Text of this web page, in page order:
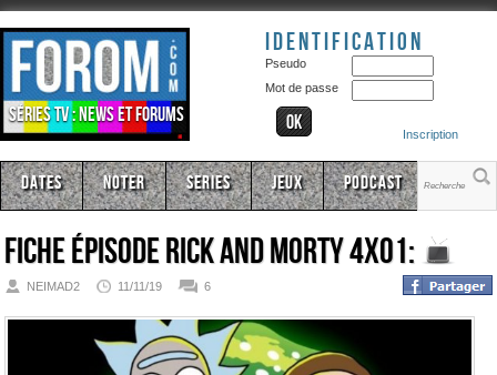
Séries TV : news et forums
Identification
Pseudo
Mot de passe
Inscription
Dates Noter Series Jeux Podcast
Fiche épisodeRick And Morty 4x01:
NEIMAD2 11/11/19 6